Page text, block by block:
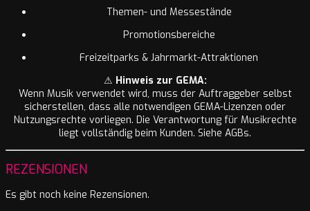
Themen- und Messestände
Promotionsbereiche
Freizeitparks & Jahrmarkt-Attraktionen
⚠ Hinweis zur GEMA:
Wenn Musik verwendet wird, muss der Auftraggeber selbst
sicherstellen, dass alle notwendigen GEMA-Lizenzen oder
Nutzungsrechte vorliegen. Die Verantwortung für Musikrechte
liegt vollständig beim Kunden. Siehe AGBs.
REZENSIONEN
Es gibt noch keine Rezensionen.